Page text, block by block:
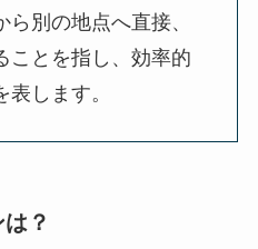
別の地点へ直接、
ことを指し、効率的
します。
？